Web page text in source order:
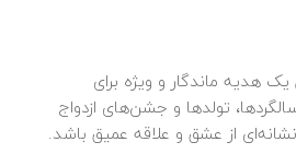
هدیه ماندگار و ویژه برای
تولدها و جشن‌های ازدواج
از عشق و علاقه عمیق باشد.